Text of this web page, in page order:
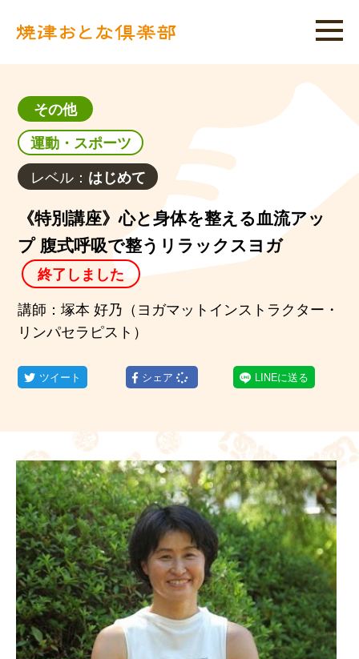
その他
運動・スポーツ
レベル： はじめて
《特別講座》心と身体を整える血流アッ
プ 腹式呼吸で整うリラックスヨガ
終了しました
講師：塚本 好乃（ヨガマットインストラクター・
リンパセラピスト）
ツイート シェア LINEに送る